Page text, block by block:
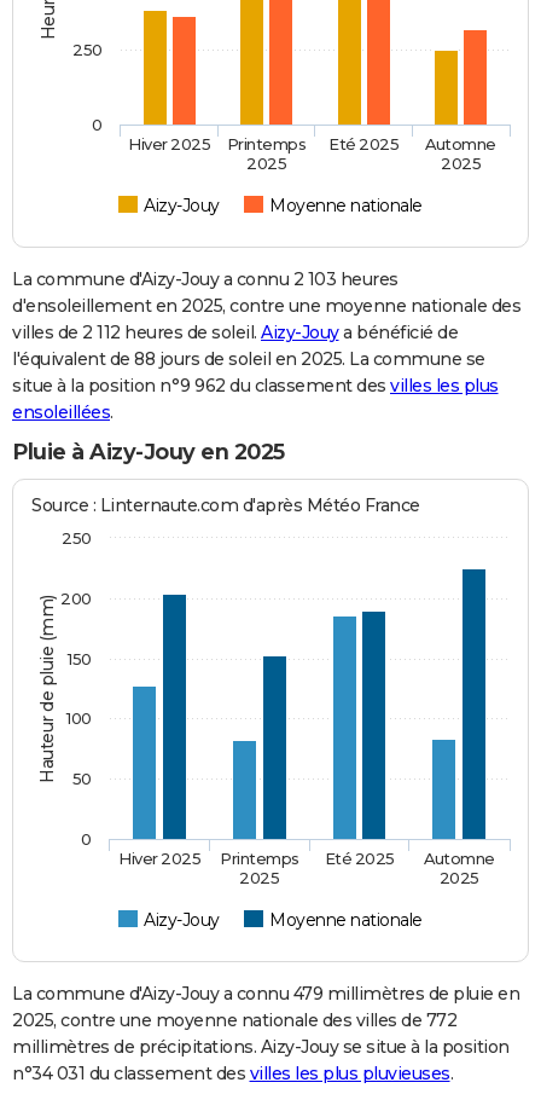
Aizy-Jouy Moyenne nationale
Hiver 2025
Printemps
2025
Eté 2025
Automne
2025
0
250
La commune d'Aizy-Jouy a connu 2 103 heures
d'ensoleillement en 2025, contre une moyenne nationale des
villes de 2 112 heures de soleil. Aizy-Jouya bénéficié de
l'équivalent de 88 jours de soleil en 2025. La commune se
situe à la position n°9 962 du classement des villes les plus
ensoleillées.
Pluie à Aizy-Jouy en 2025
Hauteur de pluie (mm)
Source : Linternaute.com d'après Météo France
Aizy-Jouy Moyenne nationale
Hiver 2025
Printemps
2025
Eté 2025
Automne
2025
0
50
100
150
200
250
La commune d'Aizy-Jouy a connu 479 millimètres de pluie en
2025, contre une moyenne nationale des villes de 772
millimètres de précipitations. Aizy-Jouy se situe à la position
n°34 031 du classement des villes les plus pluvieuses.